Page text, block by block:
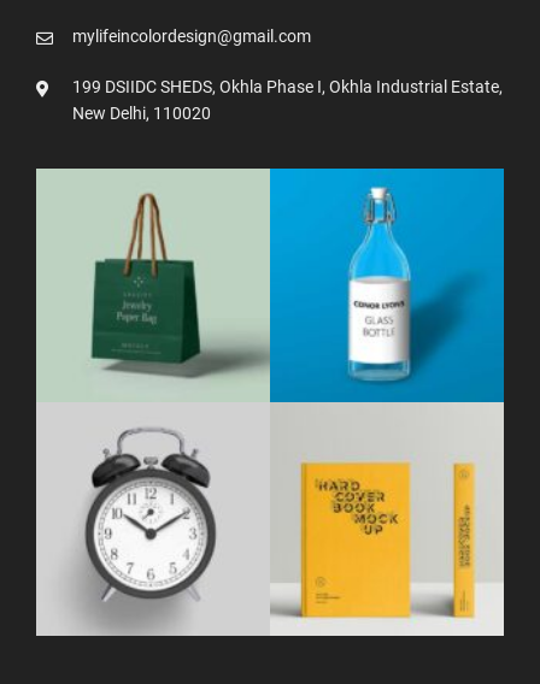
mylifeincolordesign@gmail.com
199 DSIIDC SHEDS, Okhla Phase I, Okhla Industrial Estate,
New Delhi, 110020